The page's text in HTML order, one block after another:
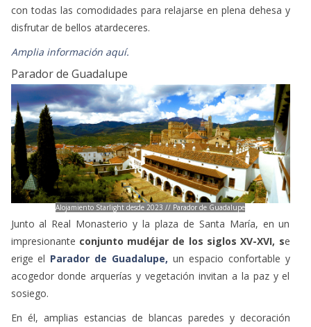
con todas las comodidades para relajarse en plena dehesa y
disfrutar de bellos atardeceres.
Amplia información aquí.
Parador de Guadalupe
Alojamiento Starlight desde 2023 // Parador de Guadalupe
Junto al Real Monasterio y la plaza de Santa María, en un
impresionante conjunto mudéjar de los siglos XV-XVI, se
erige el Parador de Guadalupe, un espacio confortable y
acogedor donde arquerías y vegetación invitan a la paz y el
sosiego.
En él, amplias estancias de blancas paredes y decoración